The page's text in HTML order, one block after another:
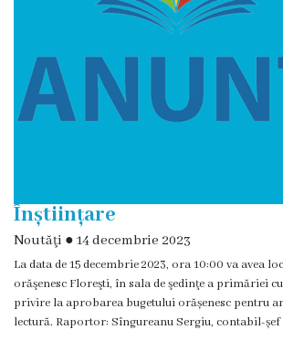
Floreşti
Imnul
Oraşului
Profilul
demografic
Cetăţeni
de
Înștiințare
Noutăţi ● 14 decembrie 2023
La data de 15 decembrie 2023, ora 10:00 va avea
orăşenesc Floreşti, în sala de şedinţe a primăriei
privire la aprobarea bugetului orășenesc pentru
lectură. Raportor: Sîngureanu Sergiu, contabil-șef